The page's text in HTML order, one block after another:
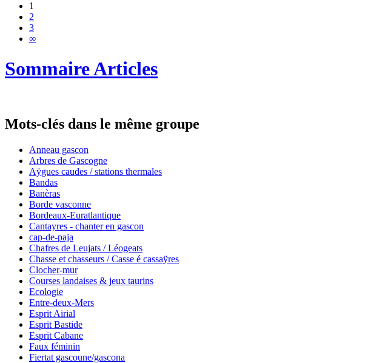
1
2
3
∞
Sommaire Articles
Mots-clés dans le même groupe
Anneau gascon
Arbres de Gascogne
Aÿgues caudes / stations thermales
Bandas
Banèras
Borde vasconne
Bordeaux-Euratlantique
Cantayres - chanter en gascon
cap-de-paja
Chafres de Leujats / Léogeats
Chasse et chasseurs / Casse é cassaÿres
Clocher-mur
Courses landaises & jeux taurins
Ecologie
Entre-deux-Mers
Esprit Airial
Esprit Bastide
Esprit Cabane
Faux féminin
Fiertat gascoune/gascona